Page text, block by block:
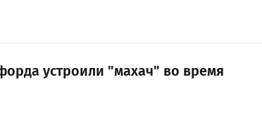
устроили "махач" во время